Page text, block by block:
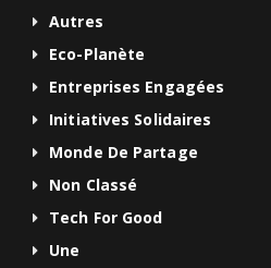
Autres
Eco-Planète
Entreprises Engagées
Initiatives Solidaires
Monde De Partage
Non Classé
Tech For Good
Une